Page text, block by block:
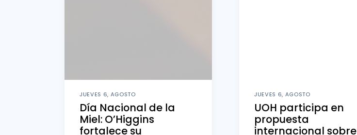
JUEVES 6, AGOSTO
Día Nacional de la
Miel: O’Higgins
fortalece su
JUEVES 6, AGOSTO
UOH participa en
propuesta
internacional sobre